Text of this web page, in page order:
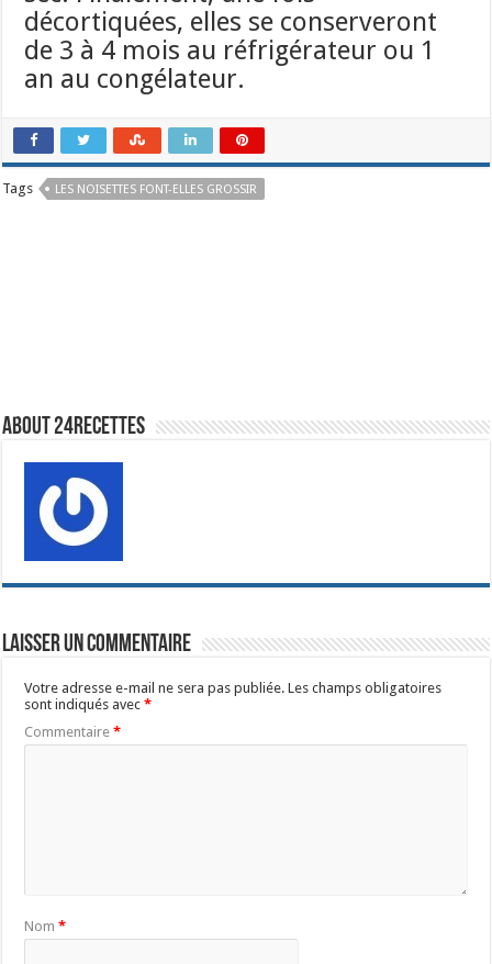
décortiquées, elles se conserveront
de 3 à 4 mois au réfrigérateur ou 1
an au congélateur.
Tags LES NOISETTES FONT-ELLES GROSSIR
About 24recettes
Laisser un commentaire
Votre adresse e-mail ne sera pas publiée. Les champs obligatoires
sont indiqués avec*
Commentaire*
Nom*